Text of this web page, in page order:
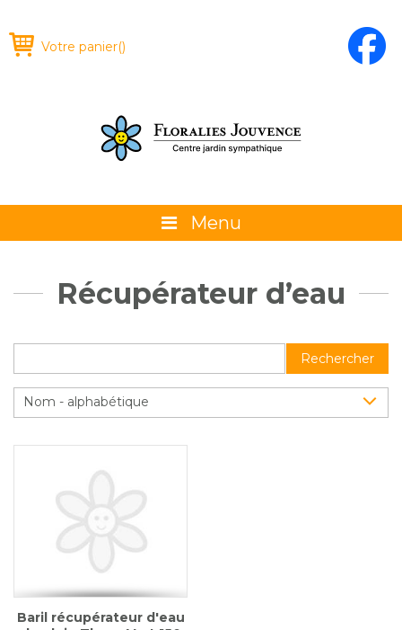
Votre panier()
Menu
La boutique
Conseils
Calendrier horticole
Service à la clientèle
Récupérateur d’eau
Rechercher
Nom - alphabétique
Baril récupérateur d'eau